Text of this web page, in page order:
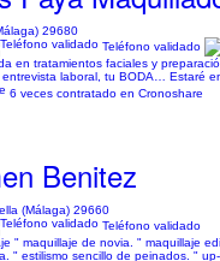
29680
Teléfono validado
en tratamientos faciales y
laboral, tu BODA… Estaré
6 veces contratado en Cronoshare
Benitez
(Málaga) 29660
Teléfono validado
" maquillaje de novia. " maquillaje
" estilismo sencillo de peinados. "